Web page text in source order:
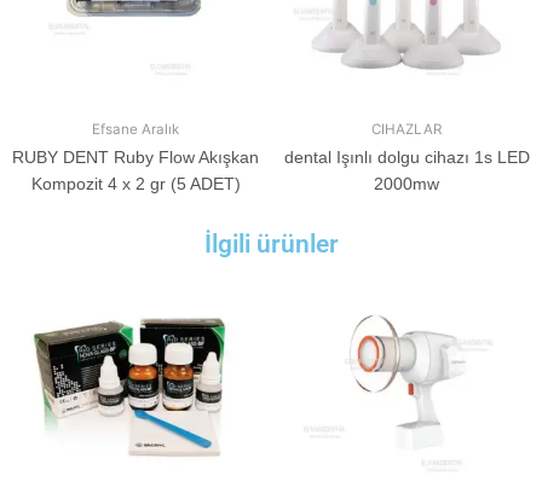
Efsane Aralık
RUBY DENT Ruby Flow Akışkan
Kompozit 4 x 2 gr (5 ADET)
CIHAZLAR
dental Işınlı dolgu cihazı 1s LED
2000mw
İlgili ürünler